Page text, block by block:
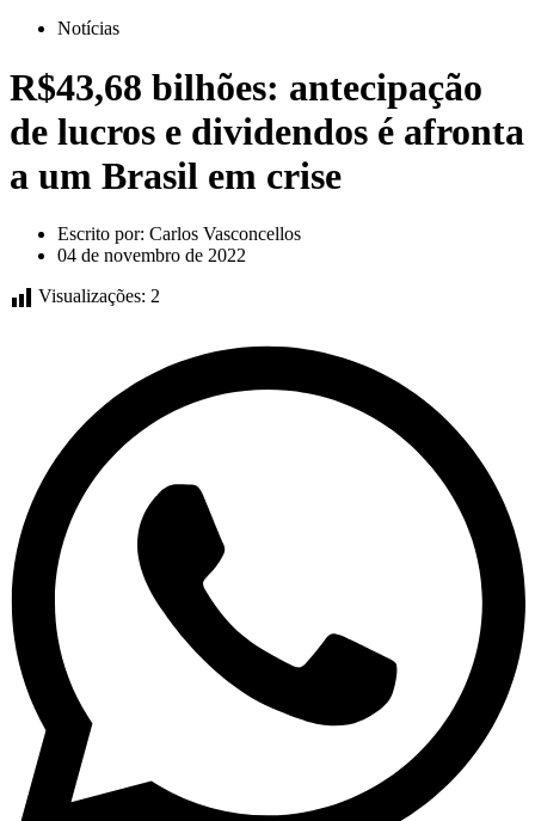
Notícias
R$43,68 bilhões: antecipação
de lucros e dividendos é afronta
a um Brasil em crise
Escrito por: Carlos Vasconcellos
04 de novembro de 2022
Visualizações: 2